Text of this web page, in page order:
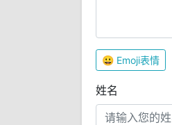
😀 Emoji表情
姓名